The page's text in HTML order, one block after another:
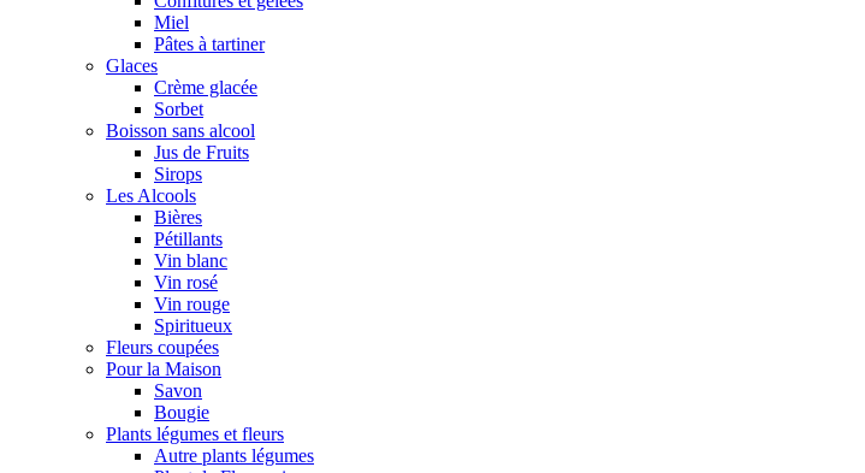
Miel
Pâtes à tartiner
Glaces
Crème glacée
Sorbet
Boisson sans alcool
Jus de Fruits
Sirops
Les Alcools
Bières
Pétillants
Vin blanc
Vin rosé
Vin rouge
Spiritueux
Fleurs coupées
Pour la Maison
Savon
Bougie
Plants légumes et fleurs
Autre plants légumes